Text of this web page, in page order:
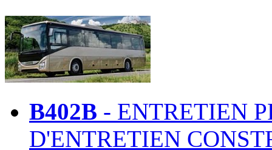
B402B - ENTRETIEN
D'ENTRETIEN